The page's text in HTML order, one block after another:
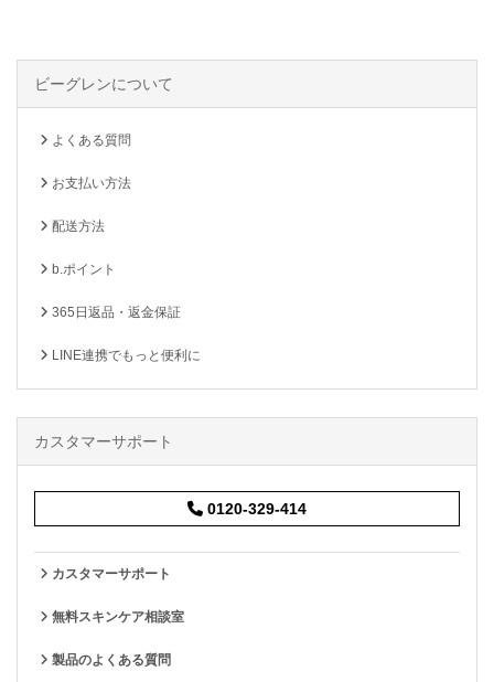
ビーグレンについて
よくある質問
お支払い方法
配送方法
b.ポイント
365日返品・返金保証
LINE連携でもっと便利に
カスタマーサポート
0120-329-414
カスタマーサポート
無料スキンケア相談室
製品のよくある質問